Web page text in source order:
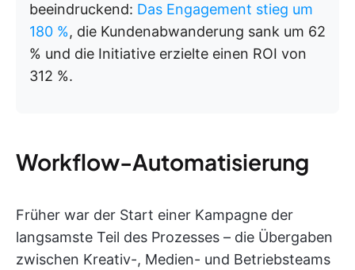
beeindruckend: Das Engagement stieg um
180 %, die Kundenabwanderung sank um 62
% und die Initiative erzielte einen ROI von
312 %.
Workflow-Automatisierung
Früher war der Start einer Kampagne der
langsamste Teil des Prozesses – die Übergaben
zwischen Kreativ-, Medien- und Betriebsteams